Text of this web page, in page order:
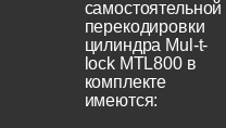
самостоятельной
перекодировки
цилиндра Mul-t-
lock MTL800 в
комплекте
имеются: